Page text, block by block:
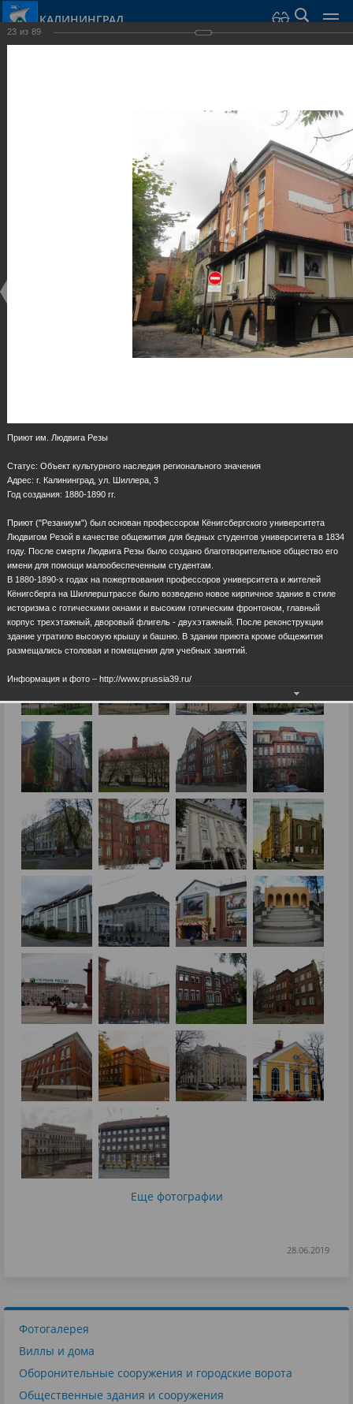
КАЛИНИНГРАД
Еще фотографии
28.06.2019
Фотогалерея
Виллы и дома
Оборонительные сооружения и городские ворота
Общественные здания и сооружения
23 из 89
Приют им. Людвига Резы
Статус: Объект культурного наследия регионального значения
Адрес: г. Калининград, ул. Шиллера, 3
Год создания: 1880-1890 гг.
Приют ("Резаниум") был основан профессором Кёнигсбергского университета
Людвигом Резой в качестве общежития для бедных студентов университета в 1834
году. После смерти Людвига Резы было создано благотворительное общество его
имени для помощи малообеспеченным студентам.
В 1880-1890-х годах на пожертвования профессоров университета и жителей
Кёнигсберга на Шиллерштрассе было возведено новое кирпичное здание в стиле
историзма с готическими окнами и высоким готическим фронтоном, главный
корпус трехэтажный, дворовый флигель - двухэтажный. После реконструкции
здание утратило высокую крышу и башню. В здании приюта кроме общежития
размещались столовая и помещения для учебных занятий.
Информация и фото – http://www.prussia39.ru/